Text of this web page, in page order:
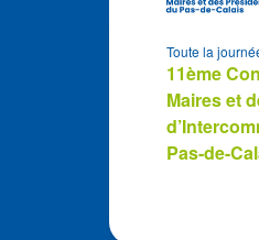
11ème
Maires et
Pas-de-
Toute la